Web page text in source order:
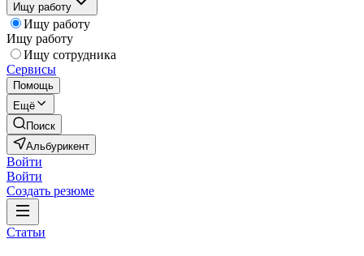
Ищу работу
Ищу работу
Ищу работу
Ищу сотрудника
Сервисы
Помощь
Ещё
Поиск
Альбурикент
Войти
Войти
Создать резюме
Статьи